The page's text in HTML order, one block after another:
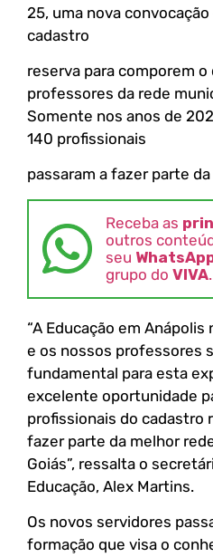
25, uma nova
cadastro
reserva para comporem o
professores da rede
Somente nos anos de
140 profissionais
passaram a fazer parte
Receba as
outros
seu
grupo do VIVA.
“A Educação em
e os nossos professores
fundamental para esta
excelente oportunidade
profissionais do cadastro
fazer parte da melhor
Goiás”, ressalta o
Educação, Alex Martins.
Os novos servidores
formação que visa o